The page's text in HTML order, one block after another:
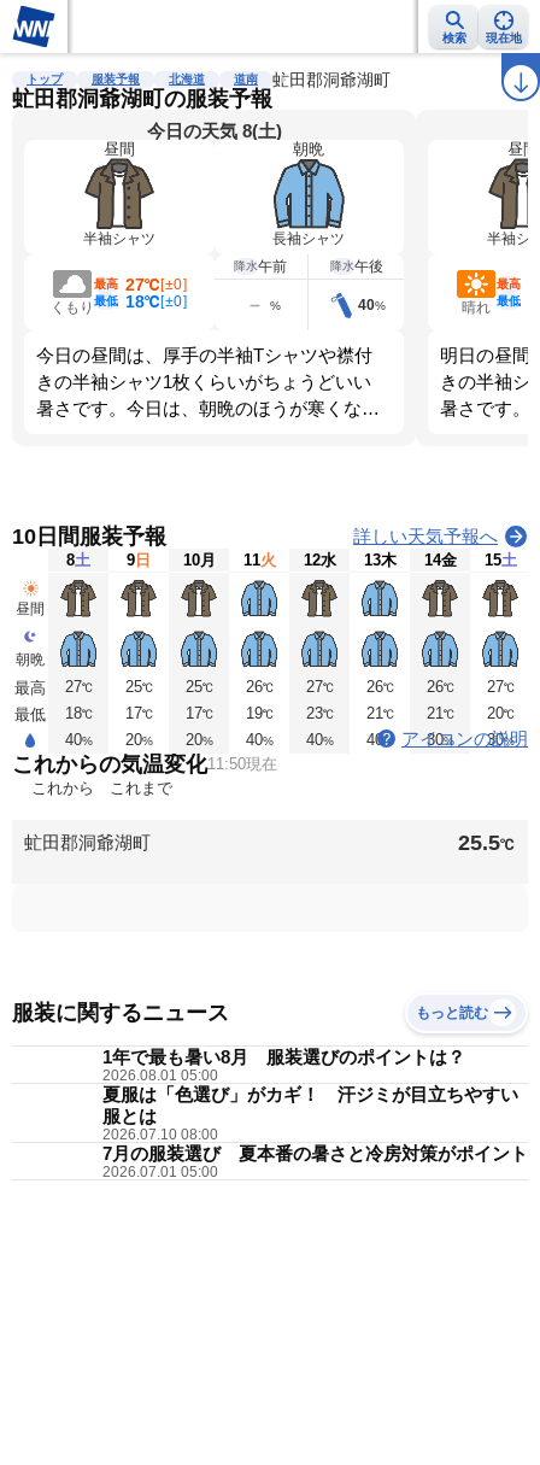
検索 現在地
雨雲レーダー 台風情報 地震情報 警報・注意報 ラ
トップ 服装予報 北海道 道南 虻田郡洞爺湖町
虻田郡洞爺湖町の服装予報
今日の天気 8(土)
昼間
半袖シャツ
朝晩
長袖シャツ
くもり
最高 27℃[±0]
最低 18℃[±0]
降水午前
%
降水午後
40%
今日の昼間は、厚手の半袖Tシャツや襟付
きの半袖シャツ1枚くらいがちょうどいい
暑さです。今日は、朝晩のほうが寒くなり
昼間
半袖シ
晴れ
最高
最低
明日の昼間
きの半袖シ
暑さです。
10日間服装予報 詳しい天気予報へ
昼間
朝晩
最高
最低
8土
27℃
18℃
40%
9 日
25℃
17℃
20%
10月
25℃
17℃
20%
11火
26℃
19℃
40%
12水
27℃
23℃
40%
13木
26℃
21℃
40 %
14金
26℃
21℃
30%
15土
27℃
20℃
30%
アイコンの説明
これからの気温変化11:50現在
これから
これまで
虻田郡洞爺湖町 25.5℃
服装に関するニュース もっと読む
1年で最も暑い8月 服装選びのポイントは？
2026.08.01 05:00
夏服は「色選び」がカギ！ 汗ジミが目立ちやすい
服とは
2026.07.10 08:00
7月の服装選び 夏本番の暑さと冷房対策がポイント
2026.07.01 05:00